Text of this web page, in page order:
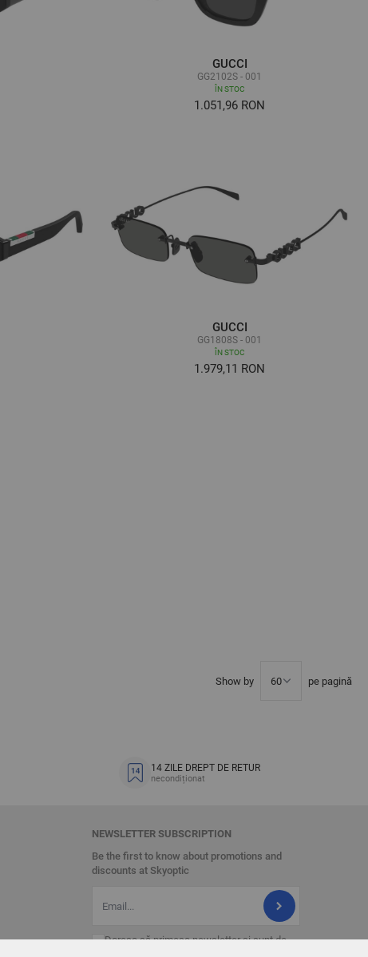
GUCCI
GG2102S - 001
ÎN STOC
1.051,96 RON
GUCCI
GG1808S - 001
ÎN STOC
1.979,11 RON
Show by pe pagină
14 ZILE DREPT DE RETUR
necondiționat
NEWSLETTER SUBSCRIPTION
Be the first to know about promotions and
discounts at Skyoptic
Doresc să primesc newsletter şi sunt de